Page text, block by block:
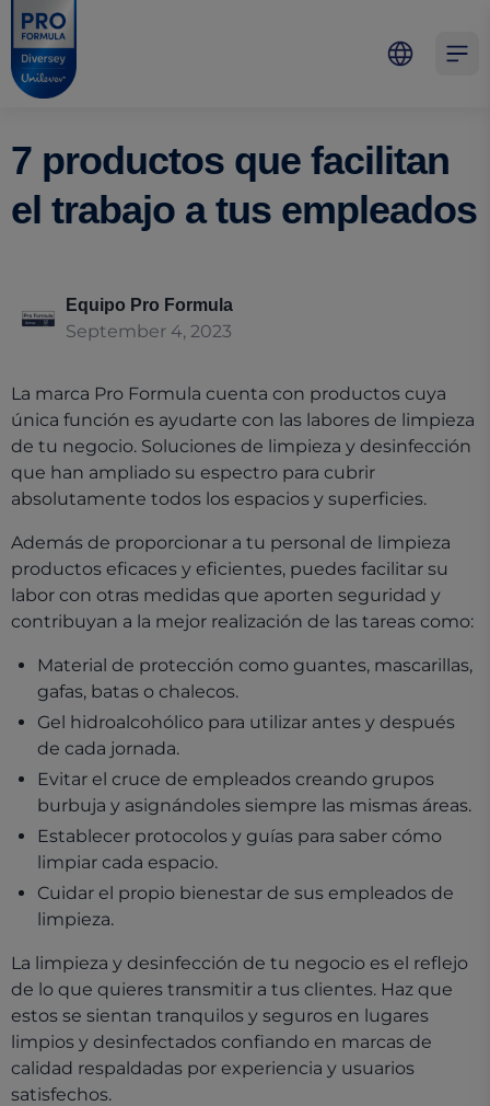
Skip to main content
Skip to navigation
Skip to footer
Pro Formula
7 productos que facilitan
el trabajo a tus empleados
Equipo Pro Formula
September 4, 2023
La marca Pro Formula cuenta con productos cuya
única función es ayudarte con las labores de limpieza
de tu negocio. Soluciones de limpieza y desinfección
que han ampliado su espectro para cubrir
absolutamente todos los espacios y superficies.
Además de proporcionar a tu personal de limpieza
productos eficaces y eficientes, puedes facilitar su
labor con otras medidas que aporten seguridad y
contribuyan a la mejor realización de las tareas como:
Material de protección como guantes, mascarillas,
gafas, batas o chalecos.
Gel hidroalcohólico para utilizar antes y después
de cada jornada.
Evitar el cruce de empleados creando grupos
burbuja y asignándoles siempre las mismas áreas.
Establecer protocolos y guías para saber cómo
limpiar cada espacio.
Cuidar el propio bienestar de sus empleados de
limpieza.
La limpieza y desinfección de tu negocio es el reflejo
de lo que quieres transmitir a tus clientes. Haz que
estos se sientan tranquilos y seguros en lugares
limpios y desinfectados confiando en marcas de
calidad respaldadas por experiencia y usuarios
satisfechos.